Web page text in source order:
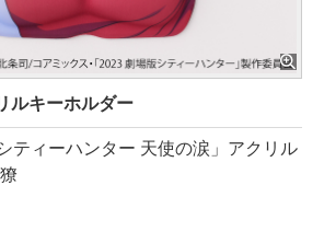
ルキーホルダー
ティーハンター 天使の涙」アクリル